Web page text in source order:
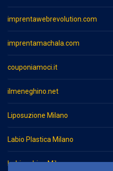
imprentawebrevolution.com
imprentamachala.com
couponiamoci.it
ilmeneghino.net
Liposuzione Milano
Labio Plastica Milano
Imbianchino Milano